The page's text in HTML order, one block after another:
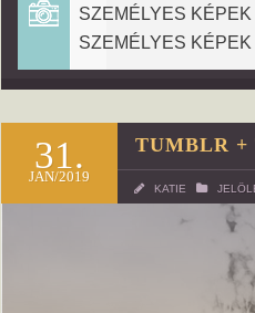
SZEMÉLYES KÉPEK
SZEMÉLYES KÉPEK
31.
JAN/2019
TUMBLR +
KATIE